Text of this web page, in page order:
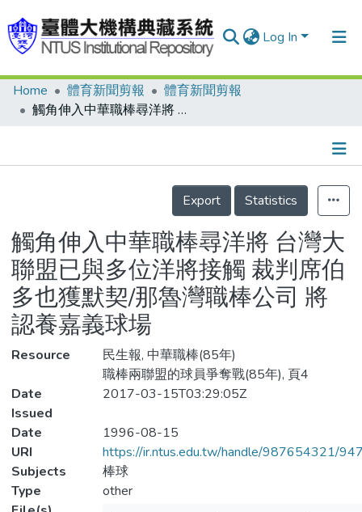
Log In
Communities & Collections
Statistics
Home 體育新聞剪報
體育新聞剪報
觸角伸入中華職棒尋洋將 台灣大聯盟已與多位洋將接觸 裁判席伯多也獲默契/那魯灣職棒公司 將認養嘉義球場
Details
Export
Statistics
觸角伸入中華職棒尋洋將 台灣大
聯盟已與多位洋將接觸 裁判席伯
多也獲默契/那魯灣職棒公司 將
認養嘉義球場
Resource
民生報, 中華職棒(85年)
職棒兩聯盟的球員爭奪戰(85年), 頁4
Date
Issued
2017-03-15T03:29:05Z
Date
1996-08-15
URI
https://ir.ntus.edu.tw/handle/987654321/
Subjects
棒球
Type
other